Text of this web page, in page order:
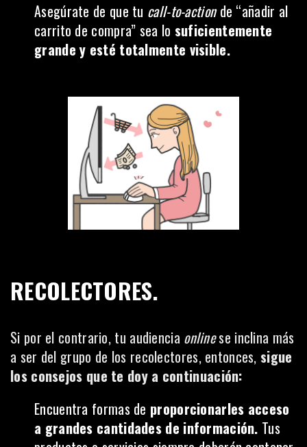
Asegúrate de que tu call-to-actionde “añadir al
carrito de compra” sea lo suficientemente
grande y esté totalmente visible.
RECOLECTORES.
Si por el contrario, tu audiencia onlinese inclina más
a ser del grupo de los recolectores, entonces, sigue
los consejos que te doy a continuación:
Encuentra formas de proporcionarles acceso
a grandes cantidades de información. Tus